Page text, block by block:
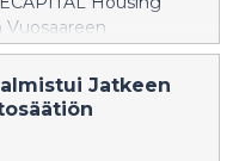
Vuosaareen
Oy Helsingin
Kohde valmistuu
Jatkeen